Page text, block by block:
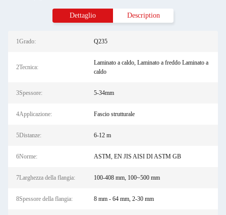
Dettaglio Description
1Grado: Q235
2Tecnica:
Laminato a caldo, Laminato a freddo Laminato a
caldo
3Spessore: 5-34mm
4Applicazione: Fascio strutturale
5Distanze: 6-12 m
6Norme: ASTM, EN JIS AISI DI ASTM GB
7Larghezza della flangia: 100-408 mm, 100~500 mm
8Spessore della flangia: 8 mm - 64 mm, 2-30 mm